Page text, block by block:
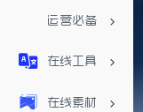
运营必备
在线工具
在线素材